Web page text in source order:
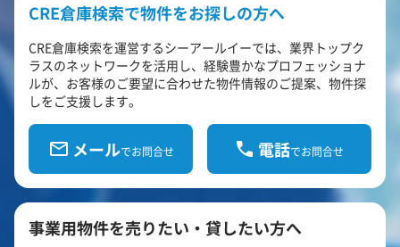
CRE倉庫検索で物件をお探しの方へ
CRE倉庫検索を運営するシーアールイーでは、業界トップク
ラスのネットワークを活用し、経験豊かなプロフェッショナ
ルが、お客様のご要望に合わせた物件情報のご提案、物件探
しをご支援します。
メールでお問合せ 電話でお問合せ
事業用物件を売りたい・貸したい方へ